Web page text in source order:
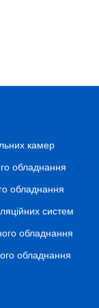
камер
обладнання
обладнання
систем
обладнання
обладнання